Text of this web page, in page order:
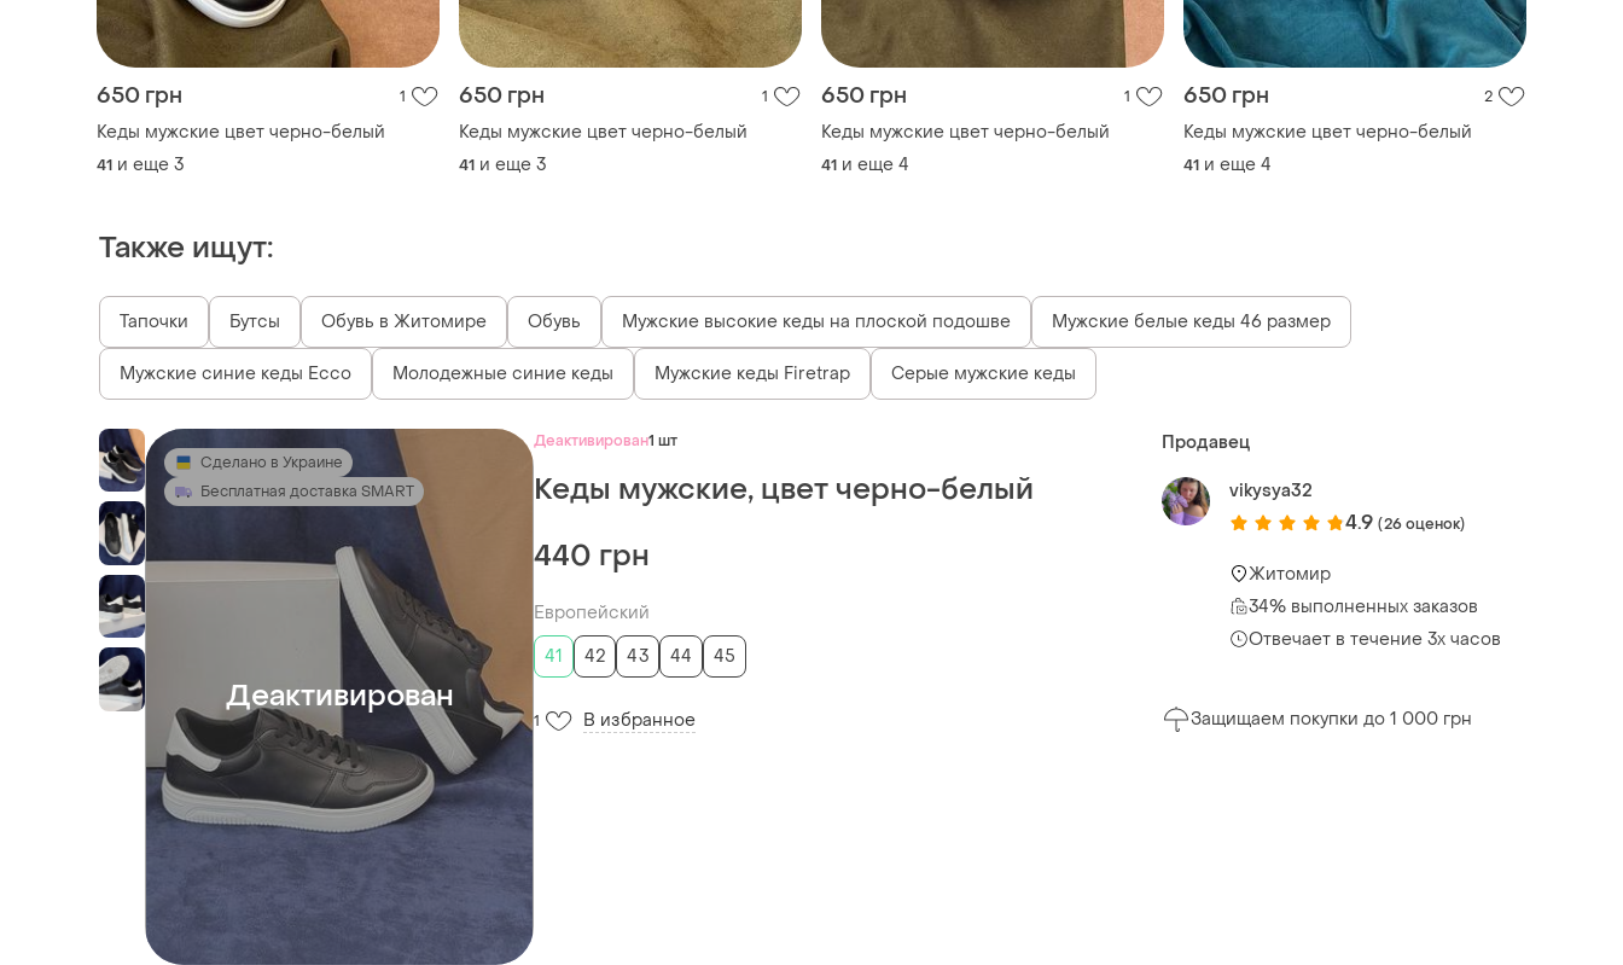
650 грн 1
Кеды мужские цвет черно-белый
41 и еще 3
650 грн 1
Кеды мужские цвет черно-белый
41 и еще 3
650 грн 1
Кеды мужские цвет черно-белый
41 и еще 4
650 грн 2
Кеды мужские цвет черно-белый
41 и еще 4
Также ищут:
Тапочки Бутсы Обувь в Житомире Обувь Мужские высокие кеды на плоской подошве Мужские белые кеды 46 размер
Мужские синие кеды Ecco Молодежные синие кеды Мужские кеды Firetrap Серые мужские кеды
Сделано в Украине
Бесплатная доставка SMART
Деактивирован
Деактивирован1 шт
Кеды мужские, цвет черно-белый
440 грн
Европейский
41
42 43 44 45
1 В избранное
Продавец
vikysya32
4.9 (26 оценок)
Житомир
34% выполненных заказов
Отвечает в течение 3х часов
Защищаем покупки до 1 000 грн